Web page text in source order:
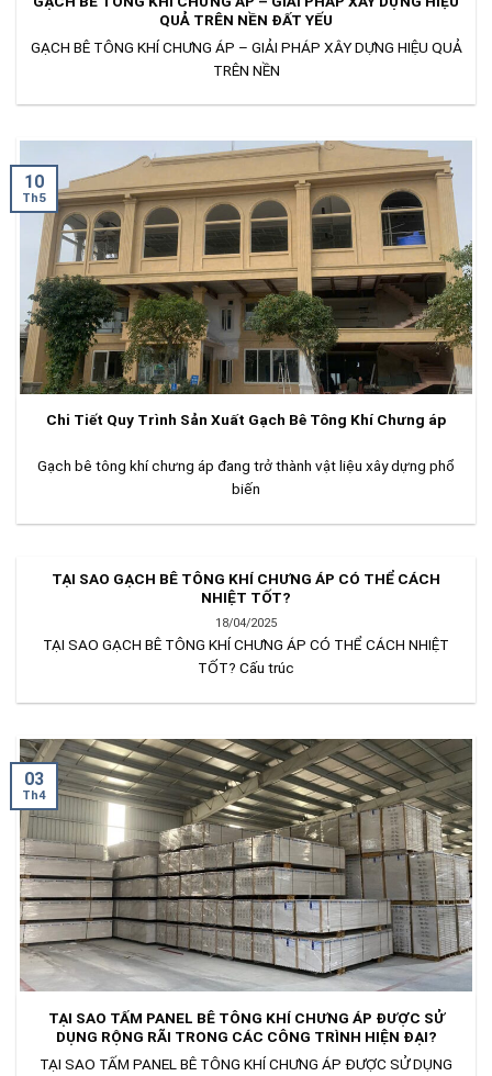
QUẢ TRÊN NỀN ĐẤT YẾU
GẠCH BÊ TÔNG KHÍ CHƯNG ÁP – GIẢI PHÁP XÂY DỰNG HIỆU QUẢ
TRÊN NỀN
Chi Tiết Quy Trình Sản Xuất Gạch Bê Tông Khí Chưng áp
Gạch bê tông khí chưng áp đang trở thành vật liệu xây dựng phổ
biến
10
Th5
TẠI SAO GẠCH BÊ TÔNG KHÍ CHƯNG ÁP CÓ THỂ CÁCH
NHIỆT TỐT?
18/04/2025
TẠI SAO GẠCH BÊ TÔNG KHÍ CHƯNG ÁP CÓ THỂ CÁCH NHIỆT
TỐT? Cấu trúc
TẠI SAO TẤM PANEL BÊ TÔNG KHÍ CHƯNG ÁP ĐƯỢC SỬ
DỤNG RỘNG RÃI TRONG CÁC CÔNG TRÌNH HIỆN ĐẠI?
TẠI SAO TẤM PANEL BÊ TÔNG KHÍ CHƯNG ÁP ĐƯỢC SỬ DỤNG
03
Th4